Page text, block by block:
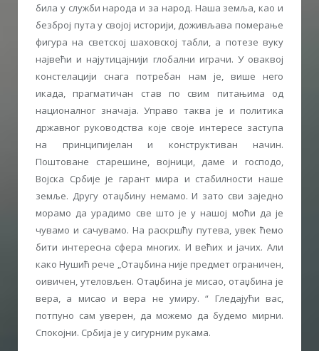
била у служби народа и за народ. Наша земља, као и
безброј пута у својој историји, доживљава померање
фигура на светској шаховској табли, а потезе вуку
највећи и најутицајнији глобални играчи. У оваквој
констелацији снага потребан нам је, више него
икада, прагматичан став по свим питањима од
националног значаја. Управо таква је и политика
државног руководства које своје интересе заступа
на принципијелан и конструктиван начин.
Поштоване старешине, војници, даме и господо,
Војска Србије је гарант мира и стабилности наше
земље. Другу отаџбину немамо. И зато сви заједно
морамо да урадимо све што је у нашој моћи да је
чувамо и сачувамо. На раскршћу путева, увек ћемо
бити интересна сфера многих. И већих и јачих. Али
како Нушић рече „Отаџбина није предмет ограничен,
оивичен, утеловљен. Отаџбина је мисао, отаџбина је
вера, а мисао и вера не умиру. “ Гледајући вас,
потпуно сам уверен, да можемо да будемо мирни.
Спокојни. Србија је у сигурним рукама.